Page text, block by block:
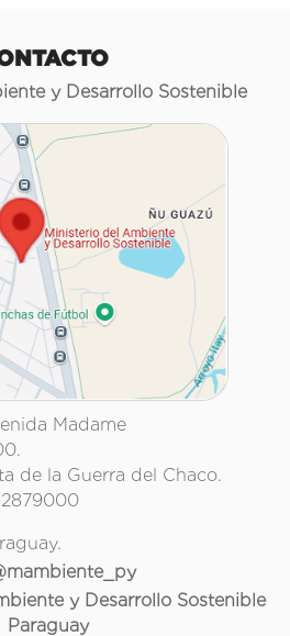
y Desarrollo Sostenible
Madame
de la Guerra del Chaco.
2879000
y Desarrollo Sostenible
Paraguay